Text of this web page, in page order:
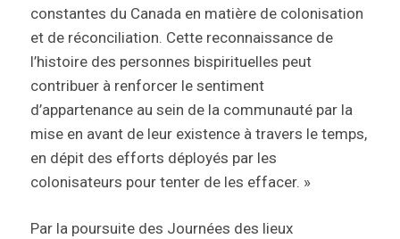
constantes du Canada en matière de colonisation
et de réconciliation. Cette reconnaissance de
l’histoire des personnes bispirituelles peut
contribuer à renforcer le sentiment
d’appartenance au sein de la communauté par la
mise en avant de leur existence à travers le temps,
en dépit des efforts déployés par les
colonisateurs pour tenter de les effacer. »
Par la poursuite des Journées des lieux